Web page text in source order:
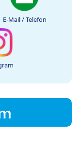
E-Mail / Telefon